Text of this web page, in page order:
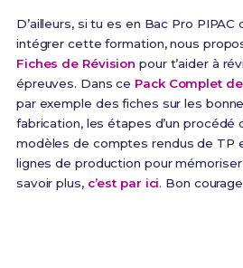
D’ailleurs, si tu es en Bac Pro
intégrer cette formation, nous
Fiches de Révision pour t’aider à
épreuves. Dans ce Pack Complet
par exemple des fiches sur les
fabrication, les étapes d’un procédé
modèles de comptes rendus de TP
lignes de production pour
savoir plus, c’est par ici. Bon